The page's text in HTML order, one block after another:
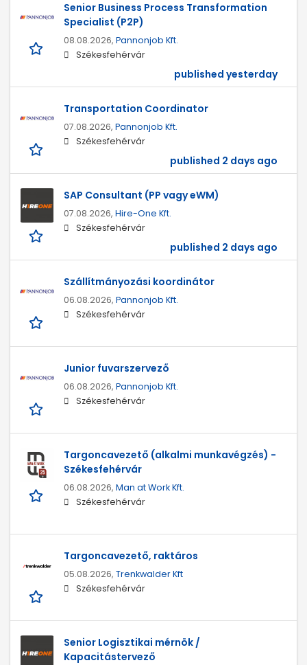
Senior Business Process Transformation
Specialist (P2P)
08.08.2026, Pannonjob Kft.
Székesfehérvár
published yesterday
Transportation Coordinator
07.08.2026, Pannonjob Kft.
Székesfehérvár
published 2 days ago
SAP Consultant (PP vagy eWM)
07.08.2026, Hire-One Kft.
Székesfehérvár
published 2 days ago
Szállítmányozási koordinátor
06.08.2026, Pannonjob Kft.
Székesfehérvár
Junior fuvarszervező
06.08.2026, Pannonjob Kft.
Székesfehérvár
Targoncavezető (alkalmi munkavégzés) -
Székesfehérvár
06.08.2026, Man at Work Kft.
Székesfehérvár
Targoncavezető, raktáros
05.08.2026, Trenkwalder Kft
Székesfehérvár
Senior Logisztikai mérnök /
Kapacitástervező